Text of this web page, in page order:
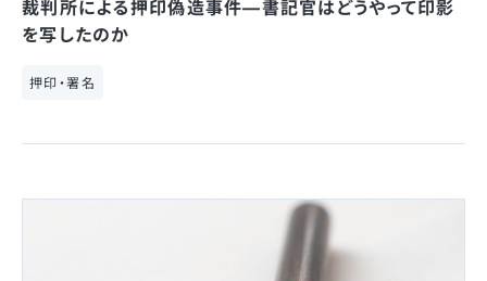
裁判所による押印偽造事件—書記官はどうやって印影
を写したのか
押印・署名